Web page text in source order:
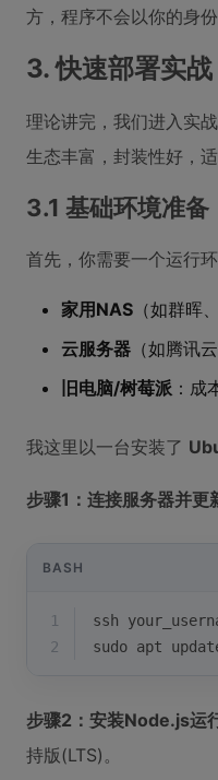
方，程序不会以你的身
3. 快速部署实
理论讲完，我们进入实
生态丰富，封装性好，
3.1 基础环境准备
首先，你需要一个运行
家用NAS （如群晖
云服务器 （如腾讯
旧电脑/树莓派 ：成
我这里以一台安装了
步骤1：连接服务器并更
BASH
1
ssh
2
sudo apt
步骤2：安装Node.js运
持版(LTS)。